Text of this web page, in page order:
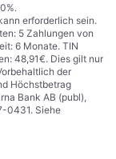
erforderlich sein.
5 Zahlungen von
6 Monate. TIN
48,91€. Dies gilt nur
der
Höchstbetrag
Bank AB (publ),
0431. Siehe